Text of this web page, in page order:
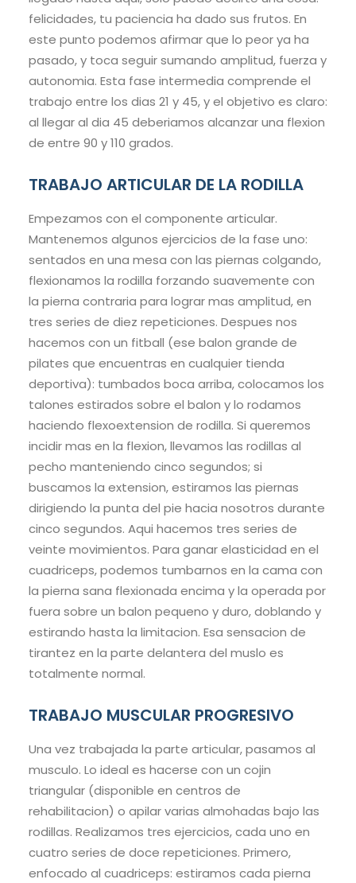
felicidades, tu paciencia ha dado sus frutos. En
este punto podemos afirmar que lo peor ya ha
pasado, y toca seguir sumando amplitud, fuerza y
autonomia. Esta fase intermedia comprende el
trabajo entre los dias 21 y 45, y el objetivo es claro:
al llegar al dia 45 deberiamos alcanzar una flexion
de entre 90 y 110 grados.
TRABAJO ARTICULAR DE LA RODILLA
Empezamos con el componente articular.
Mantenemos algunos ejercicios de la fase uno:
sentados en una mesa con las piernas colgando,
flexionamos la rodilla forzando suavemente con
la pierna contraria para lograr mas amplitud, en
tres series de diez repeticiones. Despues nos
hacemos con un fitball (ese balon grande de
pilates que encuentras en cualquier tienda
deportiva): tumbados boca arriba, colocamos los
talones estirados sobre el balon y lo rodamos
haciendo flexoextension de rodilla. Si queremos
incidir mas en la flexion, llevamos las rodillas al
pecho manteniendo cinco segundos; si
buscamos la extension, estiramos las piernas
dirigiendo la punta del pie hacia nosotros durante
cinco segundos. Aqui hacemos tres series de
veinte movimientos. Para ganar elasticidad en el
cuadriceps, podemos tumbarnos en la cama con
la pierna sana flexionada encima y la operada por
fuera sobre un balon pequeno y duro, doblando y
estirando hasta la limitacion. Esa sensacion de
tirantez en la parte delantera del muslo es
totalmente normal.
TRABAJO MUSCULAR PROGRESIVO
Una vez trabajada la parte articular, pasamos al
musculo. Lo ideal es hacerse con un cojin
triangular (disponible en centros de
rehabilitacion) o apilar varias almohadas bajo las
rodillas. Realizamos tres ejercicios, cada uno en
cuatro series de doce repeticiones. Primero,
enfocado al cuadriceps: estiramos cada pierna